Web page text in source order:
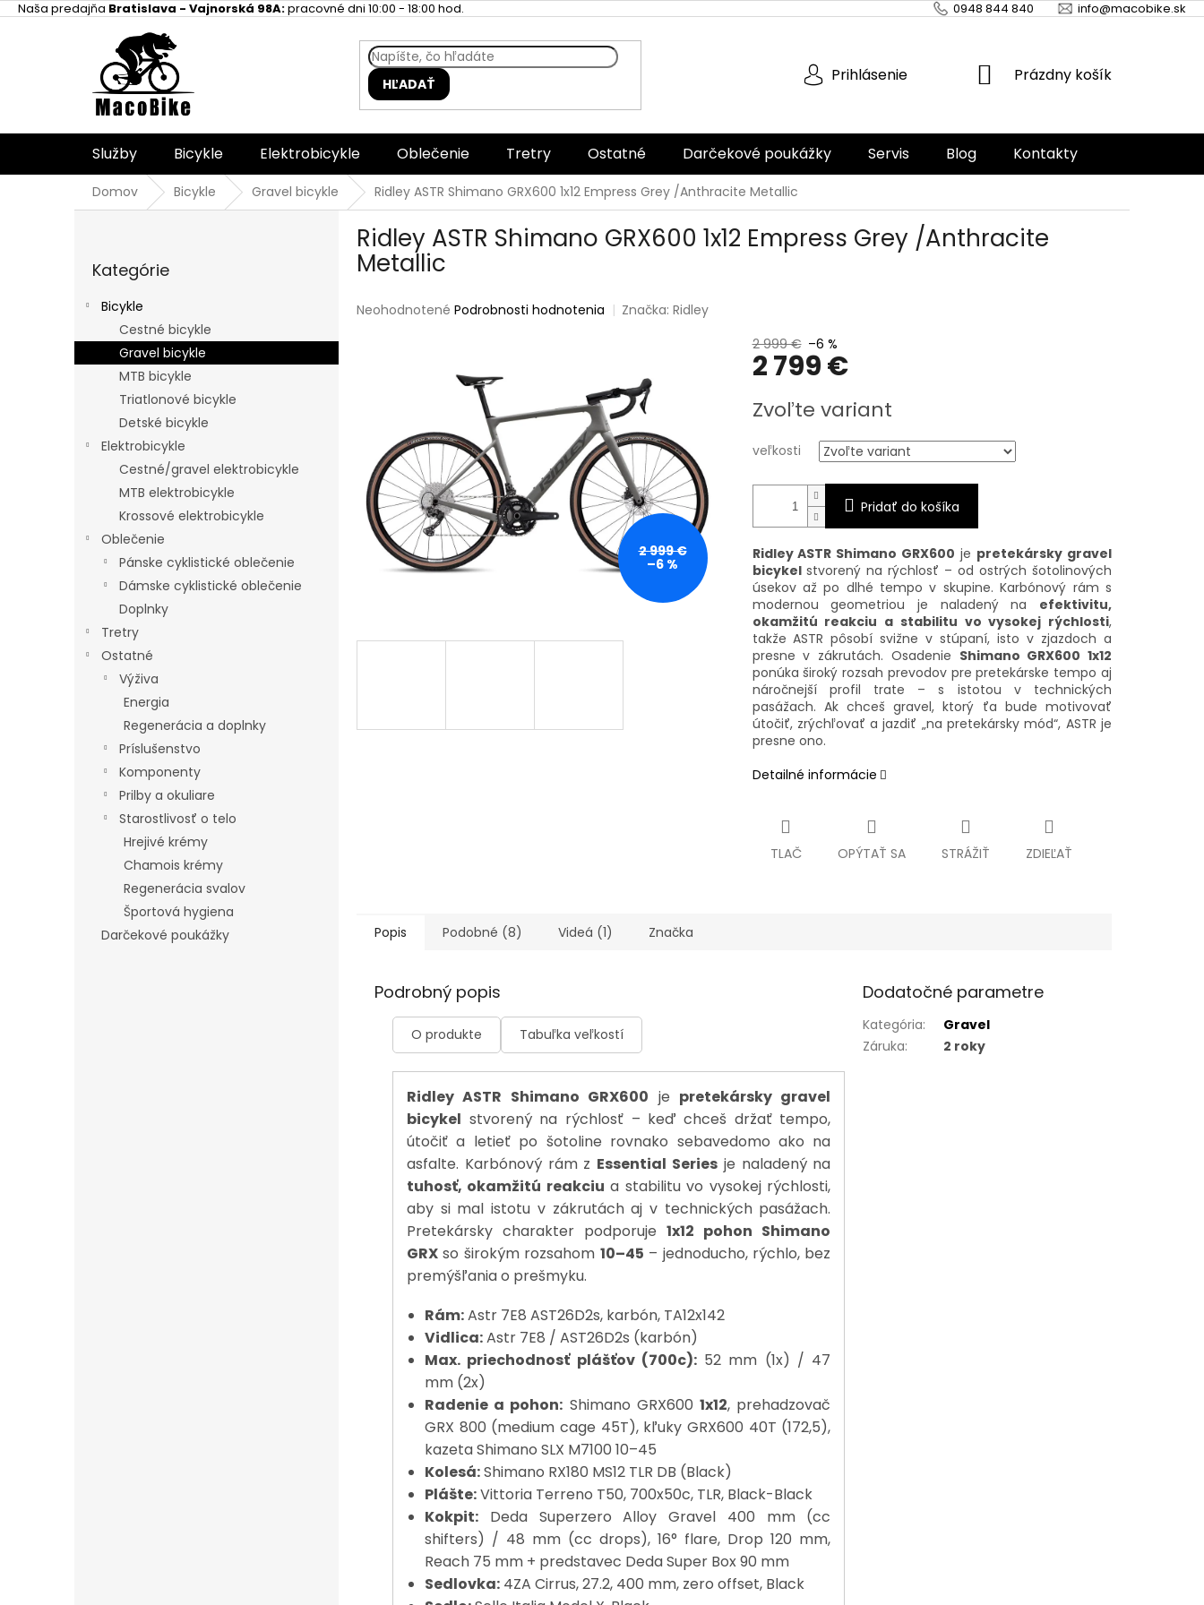
PrejsťNaša predajňa Bratislava - Vajnorská 98A:pracovné dni 10:00 - 18:00 hod. 0948 844 840 info@macobike.sk
HĽADAŤ Prihlásenie
NÁKUPNÝ
Prázdny košík
Služby Bicykle Elektrobicykle Oblečenie Tretry Ostatné Darčekové poukážky Servis Blog Kontakty
Domov Bicykle Gravel bicykle Ridley ASTR Shimano GRX600 1x12 Empress Grey /Anthracite Metallic
a
kategórie
Kategórie
Bicykle
Cestné bicykle
Gravel bicykle
MTB bicykle
Triatlonové bicykle
Detské bicykle
Elektrobicykle
Cestné/gravel elektrobicykle
MTB elektrobicykle
Krossové elektrobicykle
Oblečenie
Pánske cyklistické oblečenie
Dámske cyklistické oblečenie
Doplnky
Tretry
Ostatné
Výživa
Energia
Regenerácia a doplnky
Príslušenstvo
Komponenty
Prilby a okuliare
Starostlivosť o telo
Hrejivé krémy
Chamois krémy
Regenerácia svalov
Športová hygiena
Darčekové poukážky
Ridley ASTR Shimano GRX600 1x12 Empress Grey /Anthracite
Metallic
Priemerné
hviezdičiek.
Neohodnotené Podrobnosti hodnotenia Značka:Ridley
2 999 €
–6 %
2 999 € –6 %
2 799 €
cena:
Zvoľte variant
veľkosti
Pridať do košíka
Ridley ASTR Shimano GRX600 je pretekársky gravel
bicykelstvorený na rýchlosť – od ostrých šotolinových
úsekov až po dlhé tempo v skupine. Karbónový rám s
modernou geometriou je naladený na efektivitu,
okamžitú reakciu a stabilitu vo vysokej rýchlosti,
takže ASTR pôsobí svižne v stúpaní, isto v zjazdoch a
presne v zákrutách. Osadenie Shimano GRX600 1x12
ponúka široký rozsah prevodov pre pretekárske tempo aj
náročnejší profil trate – s istotou v technických
pasážach. Ak chceš gravel, ktorý ťa bude motivovať
útočiť, zrýchľovať a jazdiť „na pretekársky mód“, ASTR je
presne ono.
Detailné informácie
TLAČ OPÝTAŤ SA STRÁŽIŤ ZDIEĽAŤ
Popis Podobné (8) Videá (1) Značka
Podrobný popis
O produkte Tabuľka veľkostí
Ridley ASTR Shimano GRX600 je pretekársky gravel
bicykel stvorený na rýchlosť – keď chceš držať tempo,
útočiť a letieť po šotoline rovnako sebavedomo ako na
asfalte. Karbónový rám z Essential Seriesje naladený na
tuhosť, okamžitú reakciu a stabilitu vo vysokej rýchlosti,
aby si mal istotu v zákrutách aj v technických pasážach.
Pretekársky charakter podporuje1x12 pohon Shimano
GRX so širokým rozsahom 10–45 – jednoducho, rýchlo, bez
premýšľania o prešmyku.
Rám:Astr 7E8 AST26D2s, karbón, TA12x142
Vidlica:Astr 7E8 / AST26D2s (karbón)
Max. priechodnosť plášťov (700c):52 mm (1x) / 47
mm (2x)
Radenie a pohon: Shimano GRX6001x12, prehadzovač
GRX 800 (medium cage 45T), kľuky GRX600 40T (172,5),
kazeta Shimano SLX M7100 10–45
Kolesá:Shimano RX180 MS12 TLR DB (Black)
Plášte:Vittoria Terreno T50, 700x50c, TLR, Black-Black
Kokpit: Deda Superzero Alloy Gravel 400 mm (cc
shifters) / 48 mm (cc drops), 16° flare, Drop 120 mm,
Reach 75 mm + predstavec Deda Super Box 90 mm
Sedlovka: 4ZA Cirrus, 27.2, 400 mm, zero offset, Black
Dodatočné parametre
Kategória:
Gravel
Záruka: 2 roky